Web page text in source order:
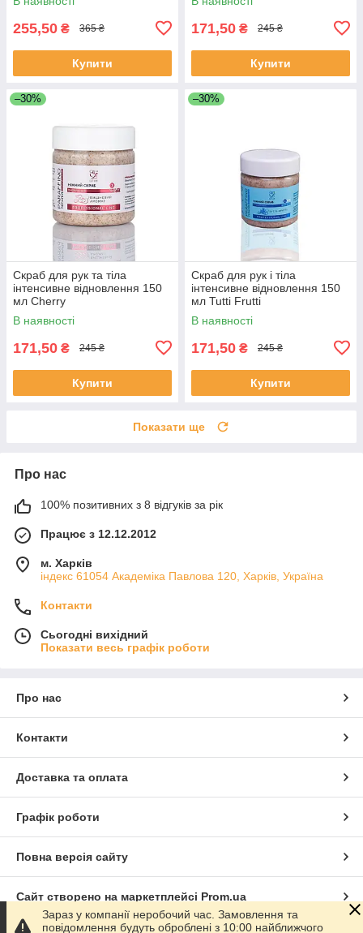
255,50 ₴ 365 ₴
Купити
171,50 ₴ 245 ₴
Купити
–30%
Скраб для рук та тіла
інтенсивне відновлення 150
мл Cherry
В наявності
171,50 ₴ 245 ₴
Купити
–30%
Скраб для рук і тіла
інтенсивне відновлення 150
мл Tutti Frutti
В наявності
171,50 ₴ 245 ₴
Купити
Показати ще
Про нас
100% позитивних з 8 відгуків за рік
Працює з 12.12.2012
м. Харків
індекс 61054 Академіка Павлова 120, Харків, Україна
Контакти
Сьогодні вихідний
Показати весь графік роботи
Про нас
Контакти
Доставка та оплата
Графік роботи
Повна версія сайту
Сайт створено на маркетплейсі Prom.ua
Зараз у компанії неробочий час. Замовлення та
повідомлення будуть оброблені з 10:00 найближчого